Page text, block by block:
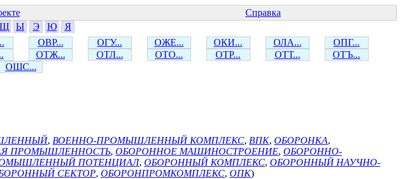
Справка
Щ Ы Э Ю
Я
ОВР... ОГУ... ОЖЕ... ОКИ... ОЛА...
ОПГ...
ОТЖ... ОТЛ... ОТО... ОТР... ОТТ...
ОТЪ...
ОШС...
, ВОЕННО-ПРОМЫШЛЕННЫЙ КОМПЛЕКС, ВПК, ОБОРОНКА,
ПРОМЫШЛЕННОСТЬ, ОБОРОННОЕ МАШИНОСТРОЕНИЕ, ОБОРОННО-
ПОТЕНЦИАЛ, ОБОРОННЫЙ КОМПЛЕКС, ОБОРОННЫЙ НАУЧНО-
СЕКТОР, ОБОРОНПРОМКОМПЛЕКС, ОПК)